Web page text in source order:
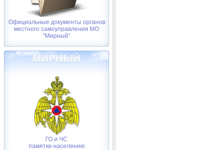
Официальные документы органов
местного самоуправления МО
"Мирный"
ГО и ЧС
памятки населению